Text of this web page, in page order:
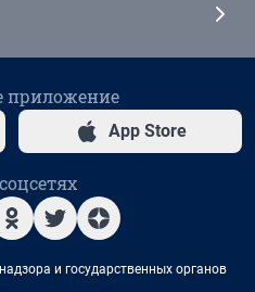
приложение
App Store
и государственных органов